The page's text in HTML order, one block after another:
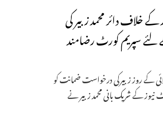
خلاف دائر محمد زبیر کی
سپریم کورٹ رضامند
کی عدالت نے 2جولائی کے روز زبیرکی درخواست ضمانت کو
نیوز کے شریک بانی محمد زبیر نے